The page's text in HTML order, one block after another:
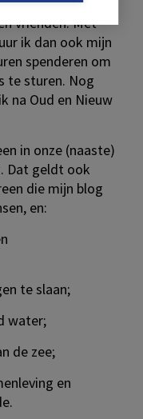
vrienden. Met
ik dan ook mijn
spenderen om
te sturen. Nog
na Oud en Nieuw
in onze (naaste)
Dat geldt ook
die mijn blog
en:
te slaan;
water;
de zee;
en